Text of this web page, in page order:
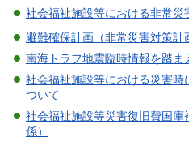
社会福祉施設等における非常
避難確保計画（非常災害対策計
南海トラフ地震臨時情報を踏ま
社会福祉施設等における災害
ついて
社会福祉施設等災害復旧費国
係）